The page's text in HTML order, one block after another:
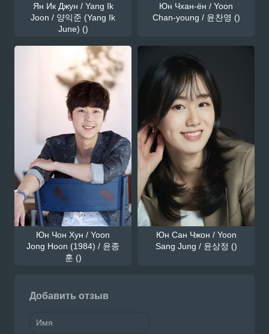
Ян Ик Джун / Yang Ik
Joon / 양익준 (Yang Ik
June) ()
Юн Чхан-ён / Yoon
Chan-young / 윤찬영 ()
Юн Чон Хун / Yoon
Jong Hoon (1984) / 윤종
훈 ()
Юн Сан Чжон / Yoon
Sang Jung / 윤상정 ()
Добавить отзыв